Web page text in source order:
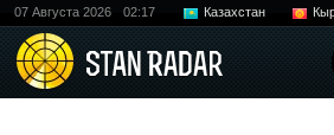
07 Августа 2026 02:17 Казахстан